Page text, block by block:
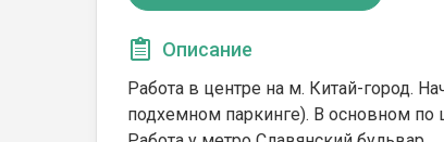
Описание
Работа в центре на м. Китай-город.
подхемном паркинге). В основном по